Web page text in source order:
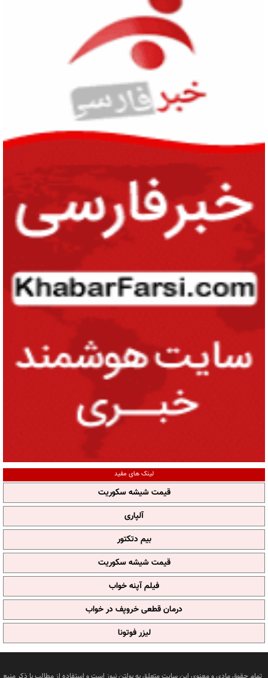
لینک های مفید
قیمت شیشه سکوریت
آلپاری
بیم دتکتور
قیمت شیشه سکوریت
فیلم آپنه خواب
درمان قطعی خروپف در خواب
لیزر فوتونا